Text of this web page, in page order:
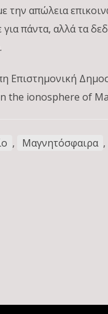
την απώλεια
πάντα, αλλά τα
the ionosphere of
, Μαγνητόσφαιρα ,